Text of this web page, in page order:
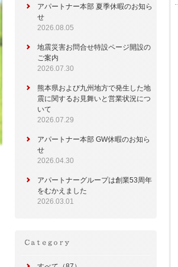
アパートナー本部 夏季休暇のお知ら
せ
2026.08.05
地震災害お問合せ特設ページ開設の
ご案内
2026.07.30
熊本県および九州地方で発生した地
震に関するお見舞いと営業状況につ
いて
2026.07.29
アパートナー本部 GW休暇のお知ら
せ
2026.04.30
アパートナーグループは創業53周年
をむかえました
2026.03.01